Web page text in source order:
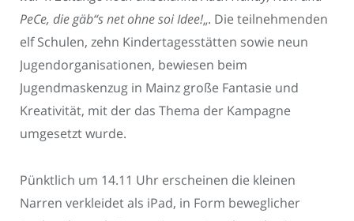
PeCe, die gäb“s net ohne soi Idee!„. Die teilnehmenden
elf Schulen, zehn Kindertagesstätten sowie neun
Jugendorganisationen, bewiesen beim
Jugendmaskenzug in Mainz große Fantasie und
Kreativität, mit der das Thema der Kampagne
umgesetzt wurde.
Pünktlich um 14.11 Uhr erscheinen die kleinen
Narren verkleidet als iPad, in Form beweglicher